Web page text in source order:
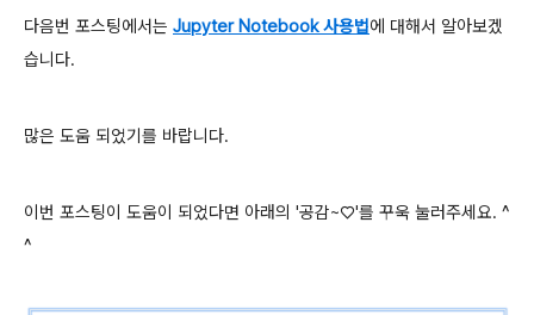
다음번 포스팅에서는 Jupyter Notebook사용법에 대해서 알아보겠
습니다.
많은 도움 되었기를 바랍니다.
이번 포스팅이 도움이 되었다면 아래의 '공감~♡'를 꾸욱 눌러주세요. ^
^